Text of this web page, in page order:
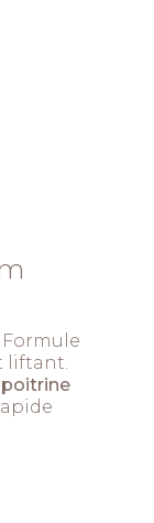
liftant.
poitrine